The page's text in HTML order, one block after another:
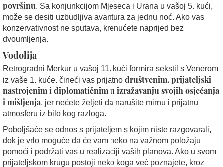
površinu. Sa konjunkcijom Mjeseca i Urana u vašoj 5. kući,
može se desiti uzbudljiva avantura za jednu noć. Ako vas
konzervativnost ne sputava, krenućete naprijed bez
dvoumljenja.
Vodolija
Retrogradni Merkur u vašoj 11. kući formira sekstil s Venerom
iz vaše 1. kuće, čineći vas prijatno društvenim, prijateljski
nastrojenim i diplomatičnim u izražavanju svojih osjećanja
i mišljenja, jer nećete željeti da narušite mirnu i prijatnu
atmosferu iz bilo kog razloga.
Poboljšaće se odnos s prijateljem s kojim niste razgovarali,
dok je vrlo moguće da će vam neko na važnom položaju
pomoći i podržati vas u realizaciji vaših planova. Ako u svom
prijateljskom krugu postoji neko koga već poznajete, kroz